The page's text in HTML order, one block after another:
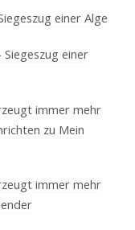
einer Alge
Siegeszug einer
immer mehr
zu Mein
immer mehr